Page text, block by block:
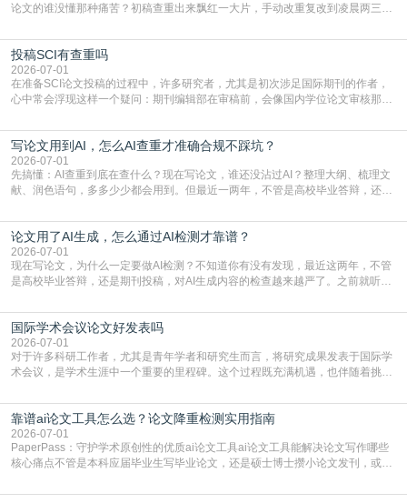
论文的谁没懂那种痛苦？初稿查重出来飘红一大片，手动改重复改到凌晨两三
到秃头。这时候靠谱的AI降重真的就是救命稻草，选对工具，半天就能搞定你两
三天都做不完的事。不是所有人都需要用AI降重，但如果你符合下面这些场景，
真的可以试试：初稿写完重复率远超要
投稿SCI有查重吗
2026-07-01
在准备SCI论文投稿的过程中，许多研究者，尤其是初次涉足国际期刊的作者，
心中常会浮现这样一个疑问：期刊编辑部在审稿前，会像国内学位论文审核那
论文的初审通过率。实际上，SCI期刊对重复内容的审查是严谨投稿流程中不可
或缺的一环。本篇AEIC学术交流中心小编就为大家介绍“投稿SCI有查重吗”。
一、查重是标准流程答案是明确的：绝大多数S
写论文用到AI，怎么AI查重才准确合规不踩坑？
2026-07-01
先搞懂：AI查重到底在查什么？现在写论文，谁还没沾过AI？整理大纲、梳理文
献、润色语句，多多少少都会用到。但最近一两年，不管是高校毕业答辩，还是
须加做AI查重。很多人分不清，AI查重和普通查重到底有啥区别？这里说透：普
通查重查的是你的文字和已公开文献的重复比例，防的是抄袭；AI查重查的是你
的内容里，有多少是AI生成的，防的是过
论文用了AI生成，怎么通过AI检测才靠谱？
2026-07-01
现在写论文，为什么一定要做AI检测？不知道你有没有发现，最近这两年，不管
是高校毕业答辩，还是期刊投稿，对AI生成内容的检查越来越严了。之前就听身
要求修改，还差点被判定学术不规范，真的太冤了。现在国内多数高校和核心期
刊，都已经明确出台了相关规定：如果使用AI生成内容辅助写作，必须明确标
注，未标注的AI生成内容会被认定为不符合学
国际学术会议论文好发表吗
2026-07-01
对于许多科研工作者，尤其是青年学者和研究生而言，将研究成果发表于国际学
术会议，是学术生涯中一个重要的里程碑。这个过程既充满机遇，也伴随着挑
疑问：国际学术会议论文到底好不好发表？其价值和难度究竟如何衡量。本篇
AEIC学术交流中心小编就为大家介绍“国际学术会议论文好发表吗”。一、会议论
文发表的相对优势与期刊论文相比，国际会议论文的发
靠谱ai论文工具怎么选？论文降重检测实用指南
2026-07-01
PaperPass：守护学术原创性的优质ai论文工具ai论文工具能解决论文写作哪些
核心痛点不管是本科应届毕业生写毕业论文，还是硕士博士攒小论文发刊，或是
自己逐句读逐句改，熬好几个大夜不说，还经常改不到点上，交上去才发现重复